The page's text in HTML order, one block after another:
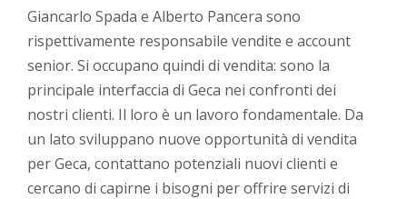
Giancarlo Spada e Alberto Pancera sono
rispettivamente responsabile vendite e account
senior. Si occupano quindi di vendita: sono la
principale interfaccia di Geca nei confronti dei
nostri clienti. Il loro è un lavoro fondamentale. Da
un lato sviluppano nuove opportunità di vendita
per Geca, contattano potenziali nuovi clienti e
cercano di capirne i bisogni per offrire servizi di